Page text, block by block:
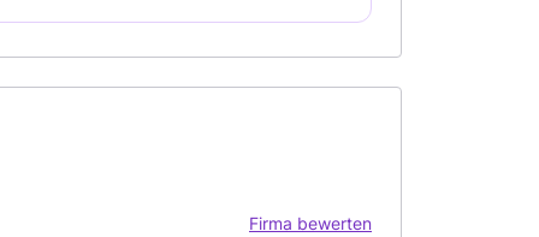
Firma bewerten